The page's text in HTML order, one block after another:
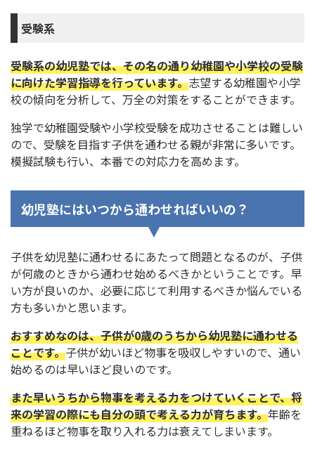
受験系
受験系の幼児塾では、その名の通り幼稚園や小学校の受験
に向けた学習指導を行っています。志望する幼稚園や小学
校の傾向を分析して、万全の対策をすることができます。
独学で幼稚園受験や小学校受験を成功させることは難しい
ので、受験を目指す子供を通わせる親が非常に多いです。
模擬試験も行い、本番での対応力を高めます。
幼児塾にはいつから通わせればいいの？
子供を幼児塾に通わせるにあたって問題となるのが、子供
が何歳のときから通わせ始めるべきかということです。早
い方が良いのか、必要に応じて利用するべきか悩んでいる
方も多いかと思います。
おすすめなのは、子供が0歳のうちから幼児塾に通わせる
ことです。子供が幼いほど物事を吸収しやすいので、通い
始めるのは早いほど良いのです。
また早いうちから物事を考える力をつけていくことで、将
来の学習の際にも自分の頭で考える力が育ちます。年齢を
重ねるほど物事を取り入れる力は衰えてしまいます。